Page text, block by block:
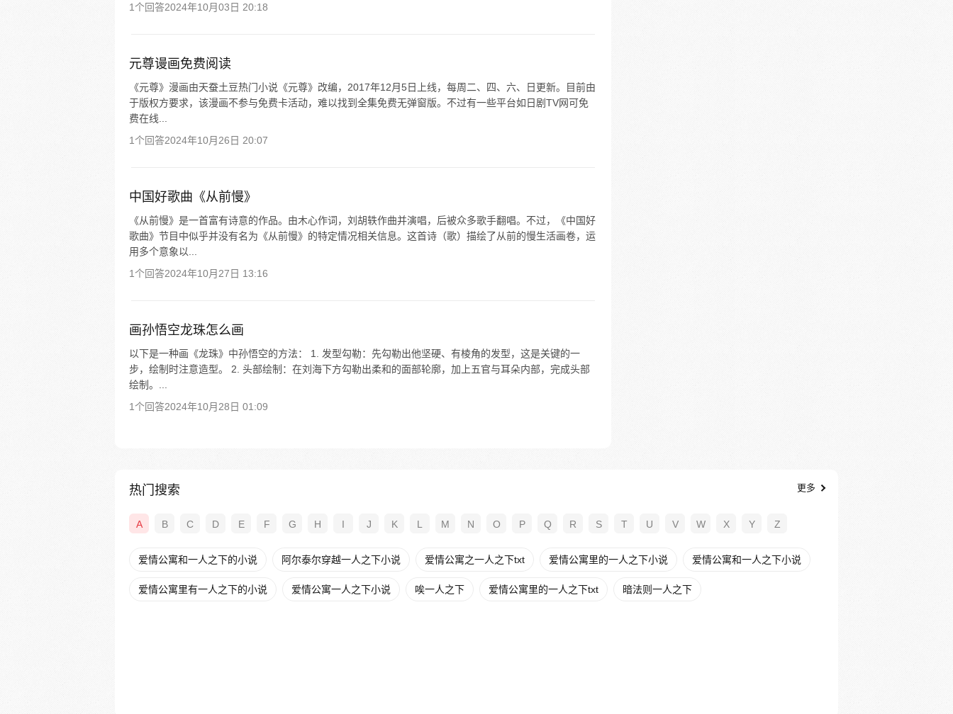
1个回答2024年10月03日 20:18
元尊谩画免费阅读
《元尊》漫画由天蚕土豆热门小说《元尊》改编，2017年12月5日上线，每周二、四、六、日更新。目前由
于版权方要求，该漫画不参与免费卡活动，难以找到全集免费无弹窗版。不过有一些平台如日剧TV网可免
费在线...
1个回答2024年10月26日 20:07
中国好歌曲《从前慢》
《从前慢》是一首富有诗意的作品。由木心作词，刘胡轶作曲并演唱，后被众多歌手翻唱。不过，《中国好
歌曲》节目中似乎并没有名为《从前慢》的特定情况相关信息。这首诗（歌）描绘了从前的慢生活画卷，运
用多个意象以...
1个回答2024年10月27日 13:16
画孙悟空龙珠怎么画
以下是一种画《龙珠》中孙悟空的方法： 1. 发型勾勒：先勾勒出他坚硬、有棱角的发型，这是关键的一
步，绘制时注意造型。 2. 头部绘制：在刘海下方勾勒出柔和的面部轮廓，加上五官与耳朵内部，完成头部
绘制。...
1个回答2024年10月28日 01:09
热门搜索 更多
A B C D E F G H I J K L M N O P Q R S T U V W X Y Z
爱情公寓和一人之下的小说 阿尔泰尔穿越一人之下小说 爱情公寓之一人之下txt 爱情公寓里的一人之下小说 爱情公寓和一人之下小说
爱情公寓里有一人之下的小说 爱情公寓一人之下小说 唉一人之下 爱情公寓里的一人之下txt 暗法则一人之下